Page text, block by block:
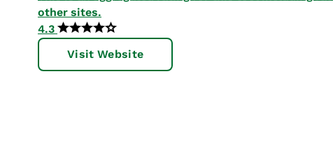
other sites.
4.3
Visit Website